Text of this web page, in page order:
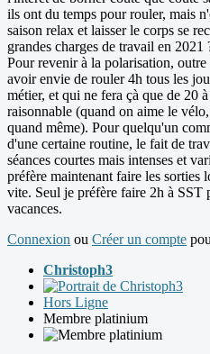
ils ont du temps pour rouler, mais
saison relax et laisser le corps se
grandes charges de travail en 2021
Pour revenir à la polarisation, outre
avoir envie de rouler 4h tous les
métier, et qui ne fera çà que de 20
raisonnable (quand on aime le
quand même). Pour quelqu'un
d'une certaine routine, le fait de
séances courtes mais intenses et
préfère maintenant faire les sorties
vite. Seul je préfère faire 2h à SST
vacances.
Connexion ou Créer un compte
Christoph3
Hors Ligne
Membre platinium